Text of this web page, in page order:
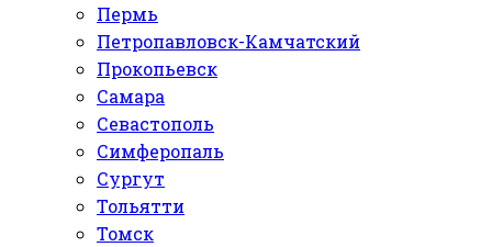
Пермь
Петропавловск-Камчатский
Прокопьевск
Самара
Севастополь
Симферопаль
Сургут
Тольятти
Томск